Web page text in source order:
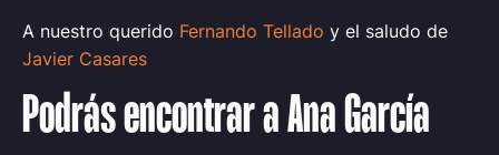
A nuestro querido Fernando Tellado y el saludo de
Javier Casares
Podrás encontrar a Ana García